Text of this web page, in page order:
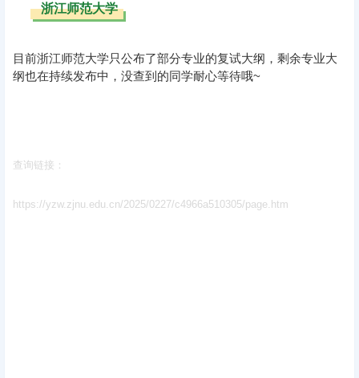
浙江师范大学
目前浙江师范大学只公布了部分专业的复试大纲，剩余专业大
纲也在持续发布中，没查到的同学耐心等待哦~
查询链接：
https://yzw.zjnu.edu.cn/2025/0227/c4966a510305/page.htm